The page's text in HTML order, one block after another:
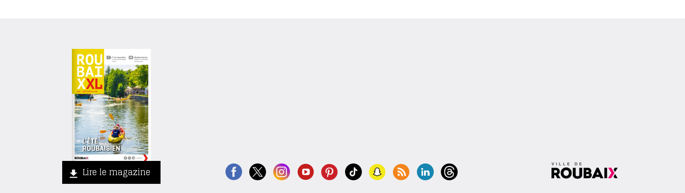
Lire le magazine